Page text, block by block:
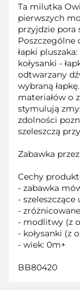
Ta milutka
pierwszych
przyjdzie pora
Poszczególne
łapki
kołysanki -
odtwarzany
wybraną
materiałów o
stymulują
zdolności
szeleszczą
Zabawka
Cechy
- zabawka
- szeleszczące
-
- modlitwy (z
- kołysanki (z
- wiek: 0m+
BB80420